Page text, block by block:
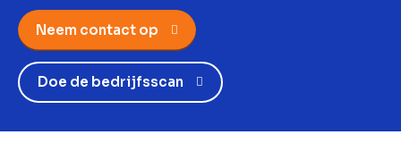
Neem contact op
Doe de bedrijfsscan